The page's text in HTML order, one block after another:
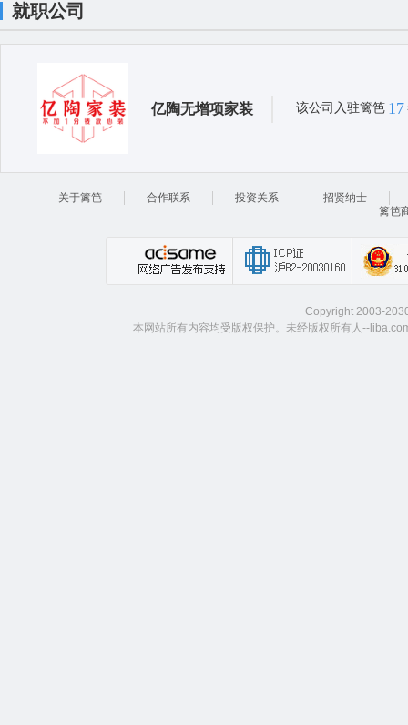
就职公司
亿陶无增项家装 该公司入驻篱笆 17
关于篱笆 合作联系 投资关系
招贤纳士
篱笆
Copyright 2003-
本网站所有内容均受版权保护。未经版权所有人--